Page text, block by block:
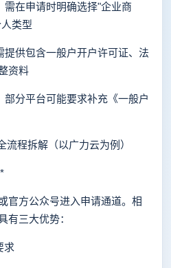
在申请时明确选择"企业商
类型
供包含一般户开户许可证、法
资料
分平台可能要求补充《一般户
程拆解（以广力云为例）
方公众号进入申请通道。相
有三大优势：
求